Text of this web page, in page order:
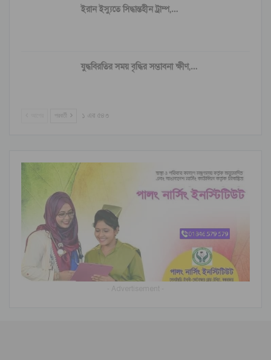
ইরান ইস্যুতে সিদ্ধান্তহীন ট্রাম্প,…
যুদ্ধবিরতির সময় বৃদ্ধির সম্ভাবনা ক্ষীণ,…
পরবর্তী ১ এর ৫৪৩